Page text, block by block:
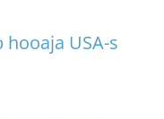
USA-s